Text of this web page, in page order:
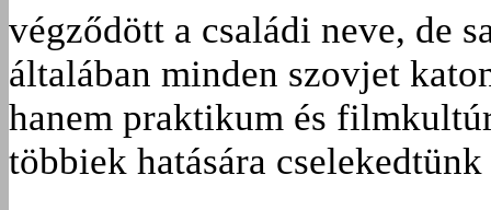
végződött a családi neve, de
általában minden szovjet
hanem praktikum és
többiek hatására